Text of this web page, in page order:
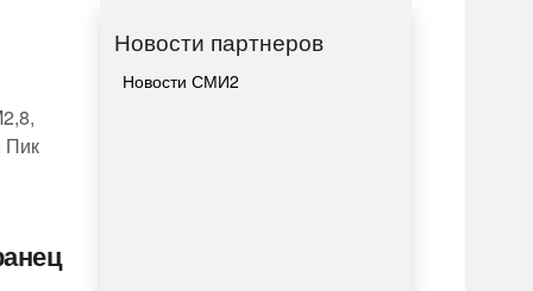
Пик
Новости партнеров
Новости СМИ2